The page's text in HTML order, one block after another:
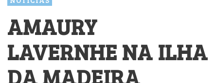
AMAURY
LAVERNHE NA ILHA
DA MADEIRA